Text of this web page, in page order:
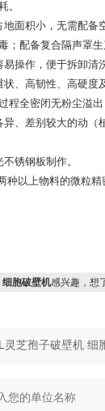
。
面积小，无需配
；配备复合隔声罩生
操作，便于拆卸清
、高韧性、高硬度
程全密闭无粉尘溢出
异、差别较大的动
锈钢板制作。
种以上物料的微粒
细胞破壁机感兴趣，想